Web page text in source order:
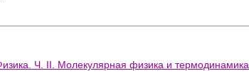
Ч. II. Молекулярная физика и термодинамика